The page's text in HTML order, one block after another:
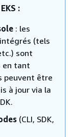
:
: les
(tels
sont
en tant
peuvent être
à jour via la
(CLI, SDK,